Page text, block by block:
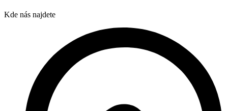
Kde nás najdete